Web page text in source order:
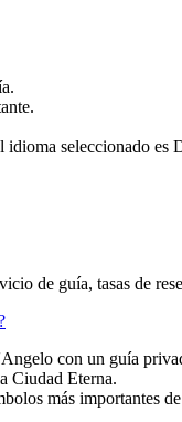
seleccionado es
de guía, tasas de
con un guía
Ciudad Eterna.
más importantes